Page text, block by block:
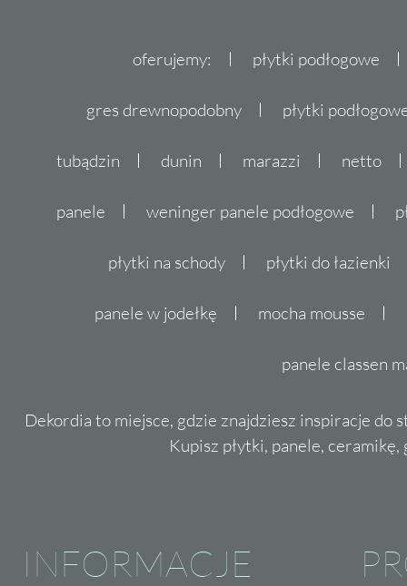
oferujemy: płytki podłogowe
gres drewnopodobny płytki
tubądzin dunin marazzi netto
panele weninger panele podłogowe
płytki na schody płytki do łazienki
panele w jodełkę mocha mousse
panele classen
Dekordia to miejsce, gdzie znajdziesz inspiracje do
Kupisz płytki, panele,
INFORMACJE